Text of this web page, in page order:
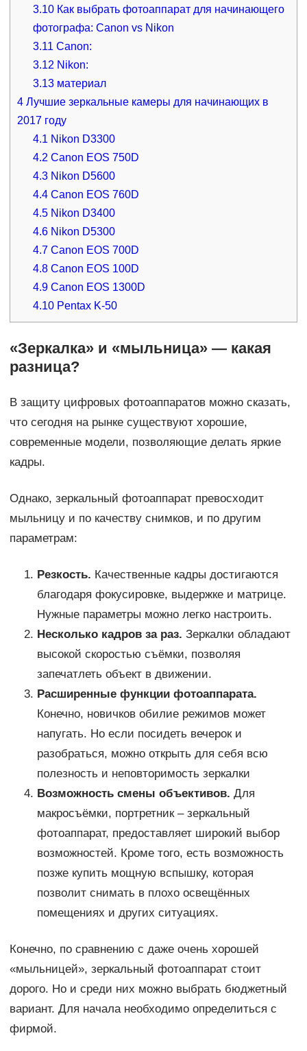
3.10 Как выбрать фотоаппарат для начинающего
фотографа: Canon vs Nikon
3.11 Canon:
3.12 Nikon:
3.13 материал
4Лучшие зеркальные камеры для начинающих в
2017 году
4.1 Nikon D3300
4.2 Canon EOS 750D
4.3 Nikon D5600
4.4 Canon EOS 760D
4.5 Nikon D3400
4.6 Nikon D5300
4.7 Canon EOS 700D
4.8 Canon EOS 100D
4.9 Canon EOS 1300D
4.10 Pentax K-50
«Зеркалка» и «мыльница» — какая
разница?
В защиту цифровых фотоаппаратов можно сказать,
что сегодня на рынке существуют хорошие,
современные модели, позволяющие делать яркие
кадры.
Однако, зеркальный фотоаппарат превосходит
мыльницу и по качеству снимков, и по другим
параметрам:
Резкость. Качественные кадры достигаются
благодаря фокусировке, выдержке и матрице.
Нужные параметры можно легко настроить.
Несколько кадров за раз. Зеркалки обладают
высокой скоростью съёмки, позволяя
запечатлеть объект в движении.
Расширенные функции фотоаппарата.
Конечно, новичков обилие режимов может
напугать. Но если посидеть вечерок и
разобраться, можно открыть для себя всю
полезность и неповторимость зеркалки
Возможность смены объективов. Для
макросъёмки, портретник – зеркальный
фотоаппарат, предоставляет широкий выбор
возможностей. Кроме того, есть возможность
позже купить мощную вспышку, которая
позволит снимать в плохо освещённых
помещениях и других ситуациях.
Конечно, по сравнению с даже очень хорошей
«мыльницей», зеркальный фотоаппарат стоит
дорого. Но и среди них можно выбрать бюджетный
вариант. Для начала необходимо определиться с
фирмой.